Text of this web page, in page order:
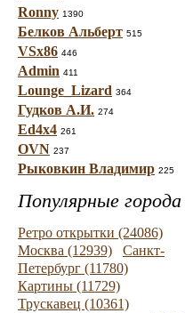
Ronny 1390
Белков Альберт 515
VSx86 446
Admin 411
Lounge_Lizard 364
Гудков А.И. 274
Ed4x4 261
OVN 237
Рыковкин Владимир 225
Популярные города
Ретро открытки (24086)
Москва (12939)
Санкт-
Петербург (11780)
Картины (11729)
Трускавец (10361)